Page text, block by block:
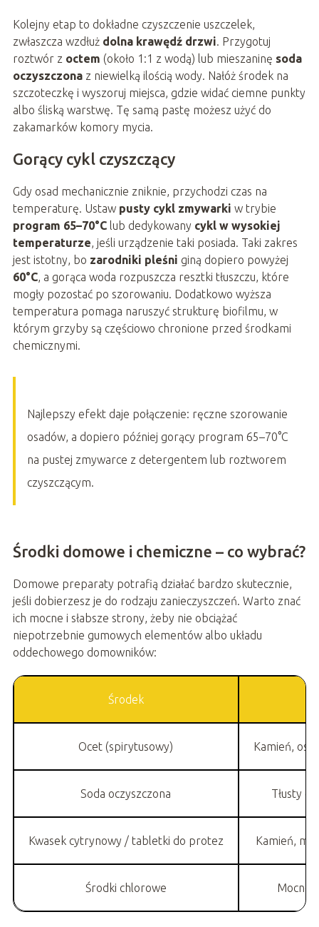
Kolejny etap to dokładne czyszczenie uszczelek,
zwłaszcza wzdłuż dolna krawędź drzwi. Przygotuj
roztwór z octem (około 1:1 z wodą) lub mieszaninę soda
oczyszczonaz niewielką ilością wody. Nałóż środek na
szczoteczkę i wyszoruj miejsca, gdzie widać ciemne punkty
albo śliską warstwę. Tę samą pastę możesz użyć do
zakamarków komory mycia.
Gorący cykl czyszczący
Gdy osad mechanicznie zniknie, przychodzi czas na
temperaturę. Ustaw pusty cykl zmywarki w trybie
program 65–70°Club dedykowany cykl w wysokiej
temperaturze, jeśli urządzenie taki posiada. Taki zakres
jest istotny, bo zarodniki pleśni giną dopiero powyżej
60°C, a gorąca woda rozpuszcza resztki tłuszczu, które
mogły pozostać po szorowaniu. Dodatkowo wyższa
temperatura pomaga naruszyć strukturę biofilmu, w
którym grzyby są częściowo chronione przed środkami
chemicznymi.
Najlepszy efekt daje połączenie: ręczne szorowanie
osadów, a dopiero później gorący program 65–70°C
na pustej zmywarce z detergentem lub roztworem
czyszczącym.
Środki domowe i chemiczne – co wybrać?
Domowe preparaty potrafią działać bardzo skutecznie,
jeśli dobierzesz je do rodzaju zanieczyszczeń. Warto znać
ich mocne i słabsze strony, żeby nie obciążać
niepotrzebnie gumowych elementów albo układu
oddechowego domowników:
Środek
Ocet (spirytusowy) Kamień,
Soda oczyszczona Tłusty
Kwasek cytrynowy / tabletki do protez Kamień,
Środki chlorowe Mocne